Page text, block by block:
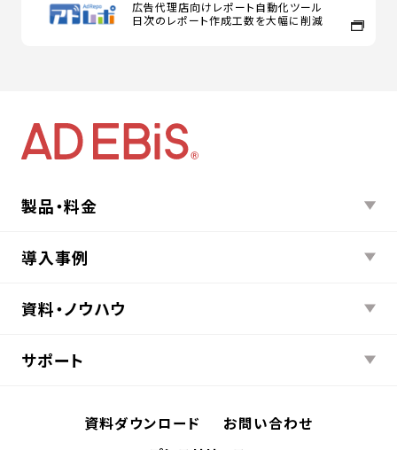
広告代理店向けレポート自動化ツール
日次のレポート作成工数を大幅に削減
製品・料金
導入事例
資料・ノウハウ
サポート
資料ダウンロード
お問い合わせ